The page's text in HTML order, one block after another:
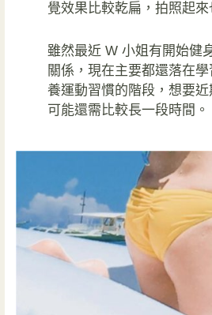
覺效果比較乾扁，拍照起來
雖然最近 W 小姐有開始健
關係，現在主要都還落在
養運動習慣的階段，想要
可能還需比較長一段時間。